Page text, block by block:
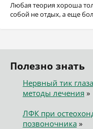
Любая теория хороша
собой не отдых, а еще
Полезно знать
Нервный тик
методы лечения »
ЛФК при
позвоночника»